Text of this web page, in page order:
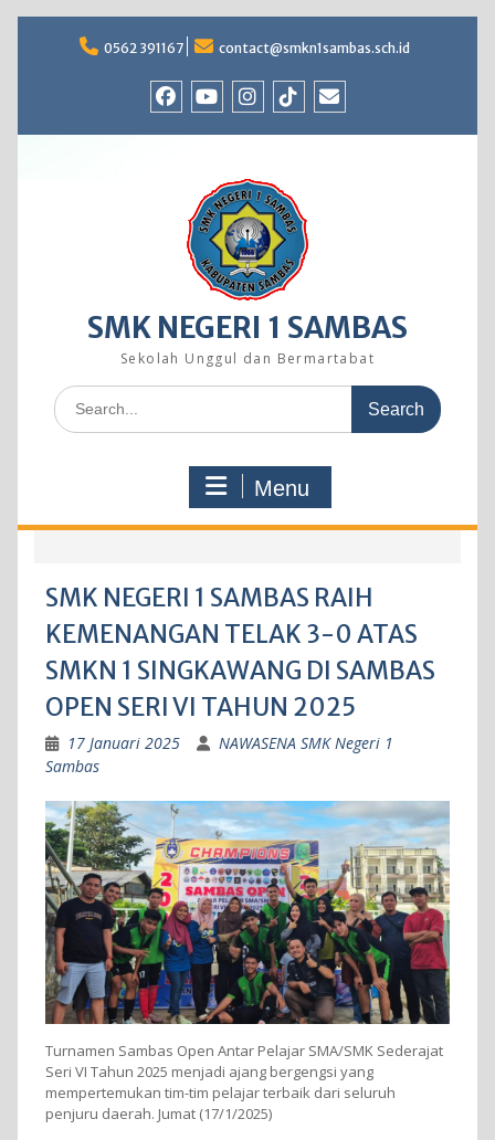
0562 391167 contact@smkn1sambas.sch.id
SMK NEGERI 1 SAMBAS
Sekolah Unggul dan Bermartabat
Search
for:
Menu
SMK NEGERI 1 SAMBAS RAIH
KEMENANGAN TELAK 3-0 ATAS
SMKN 1 SINGKAWANG DI SAMBAS
OPEN SERI VI TAHUN 2025
17 Januari 2025
NAWASENA SMK Negeri 1
Sambas
Turnamen Sambas Open Antar Pelajar SMA/SMK Sederajat
Seri VI Tahun 2025 menjadi ajang bergengsi yang
mempertemukan tim-tim pelajar terbaik dari seluruh
penjuru daerah. Jumat (17/1/2025)